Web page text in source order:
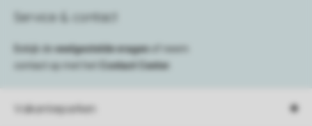
Vakantieparken
Service & contact
Bekijk de veelgestelde vragen
of neem
contact op met het
Contact Center